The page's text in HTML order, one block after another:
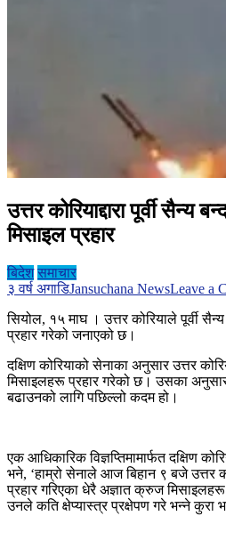
उत्तर कोरियाद्दारा पूर्वी
मिसाइल प्रहार
बिदेश समाचार
३ वर्ष अगाडिJansuchana NewsLeave a
सियोल, १५ माघ । उत्तर कोरियाले पूर्वी
प्रहार गरेको जनाएको छ।
दक्षिण कोरियाको सेनाका अनुसार उत्तर
मिसाइलहरू प्रहार गरेको छ। उसका अनुसार
बढाउनको लागि पछिल्लो कदम हो।
एक आधिकारिक विज्ञप्तिमामार्फत दक्षिण
भने, ‘हाम्रो सेनाले आज बिहान ९ बजे उत्तर
प्रहार गरिएका धेरै अज्ञात क्रुज
उनले कति क्षेप्यास्त्र प्रक्षेपण गरे भन्ने कुरा